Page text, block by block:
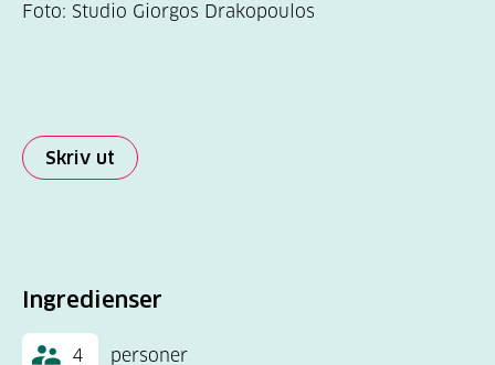
Foto: Studio Giorgos Drakopoulos
Skriv ut
Ingredienser
4 personer